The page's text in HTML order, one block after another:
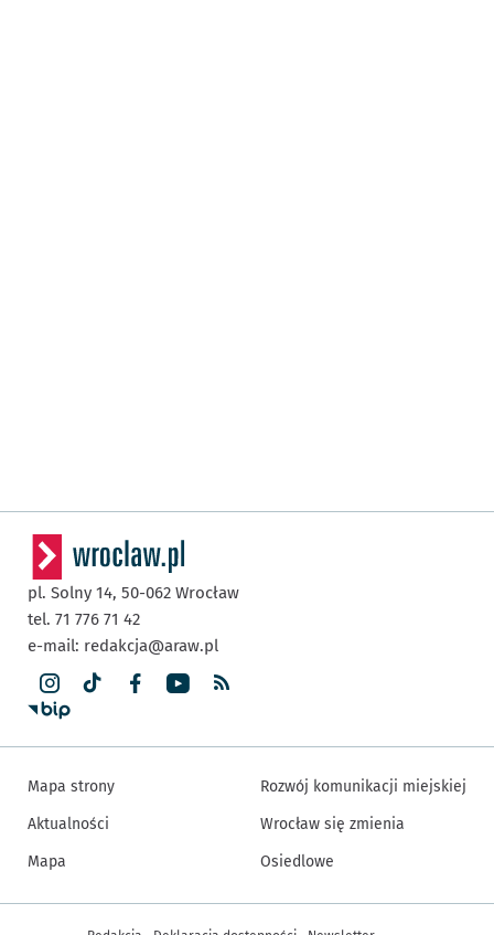
pl. Solny 14, 50-062 Wrocław
tel. 71 776 71 42
e-mail: redakcja@araw.pl
Mapa strony
Aktualności
Mapa
Rozwój komunikacji miejskiej
Wrocław się zmienia
Osiedlowe
Inne informacje